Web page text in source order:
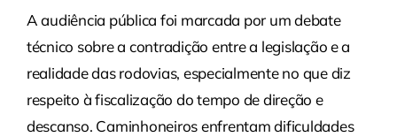
A audiência pública foi marcada por um debate
técnico sobre a contradição entre a legislação e a
realidade das rodovias, especialmente no que diz
respeito à fiscalização do tempo de direção e
descanso. Caminhoneiros enfrentam dificuldades